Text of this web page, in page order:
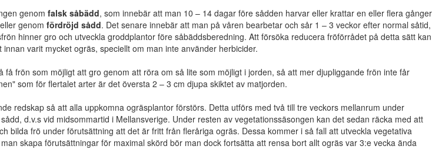
genom falsk såbädd, som innebär att man 10 – 14 dagar före sådden harvar eller krattar en eller flera gånger
genom fördröjd sådd. Det senare innebär att man på våren bearbetar och sår 1 – 3 veckor efter normal såtid,
hinner gro och utveckla groddplantor före såbäddsberedning. Att försöka reducera fröförrådet på detta sätt kan
varit mycket ogräs, speciellt om man inte använder herbicider.
få frön som möjligt att gro genom att röra om så lite som möjligt i jorden, så att mer djupliggande frön inte får
som för flertalet arter är det översta 2 – 3 cm djupa skiktet av matjorden.
redskap så att alla uppkomna ogräsplantor förstörs. Detta utförs med två till tre veckors mellanrum under
d.v.s vid midsommartid i Mellansverige. Under resten av vegetationssäsongen kan det sedan räcka med att
bilda frö under förutsättning att det är fritt från fleråriga ogräs. Dessa kommer i så fall att utveckla vegetativa
skapa förutsättningar för maximal skörd bör man dock fortsätta att rensa bort allt ogräs var 3:e vecka ända